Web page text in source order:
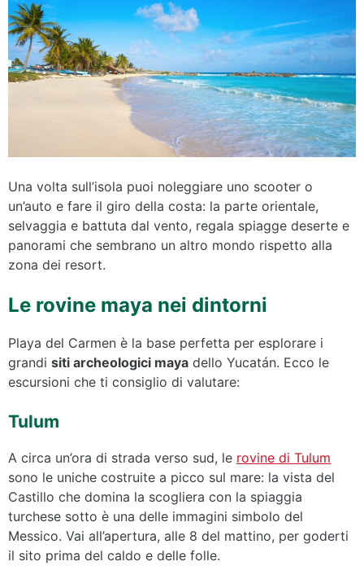
Una volta sull’isola puoi noleggiare uno scooter o
un’auto e fare il giro della costa: la parte orientale,
selvaggia e battuta dal vento, regala spiagge deserte e
panorami che sembrano un altro mondo rispetto alla
zona dei resort.
Le rovine maya nei dintorni
Playa del Carmen è la base perfetta per esplorare i
grandi siti archeologici maya dello Yucatán. Ecco le
escursioni che ti consiglio di valutare:
Tulum
A circa un’ora di strada verso sud, le rovine di Tulum
sono le uniche costruite a picco sul mare: la vista del
Castillo che domina la scogliera con la spiaggia
turchese sotto è una delle immagini simbolo del
Messico. Vai all’apertura, alle 8 del mattino, per goderti
il sito prima del caldo e delle folle.